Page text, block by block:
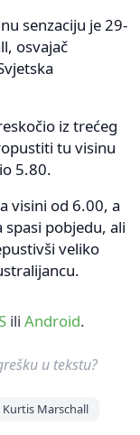
senzaciju je 29-
osvajač
iz trećeg
tu visinu
5.80.
visini od 6.00, a
pobjedu, ali
veliko
ili Android.
u tekstu?
Kurtis Marschall